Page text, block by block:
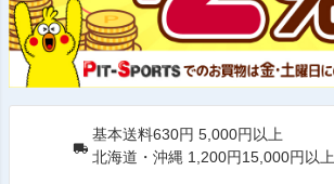
基本送料630円 5,000円以上
北海道・沖縄 1,200円15,000円以上